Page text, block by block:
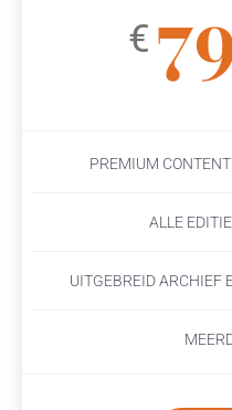
€
PREMIUM
ALLE
UITGEBREID ARCHIEF